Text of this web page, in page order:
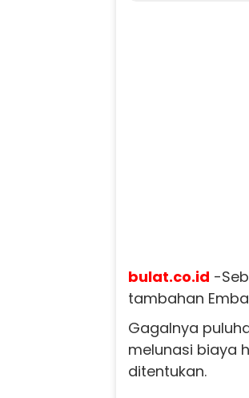
bulat.co.id -
tambahan
Gagalnya
melunasi biaya
ditentukan.